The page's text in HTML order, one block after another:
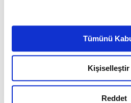
belirleyebilirsiniz. Çerezlere
Ayarlar butonuna tıklayabilir,
Metnimizi ziyaret edebilirsiniz.
6698 sayılı Kişisel Verilerin
okumak ve sitemizi ziyaretiniz
gerçekleştirilen veri işleme
detaylı bilgi almak için lütfen
Tümünü
Kişiselleştir
Reddet